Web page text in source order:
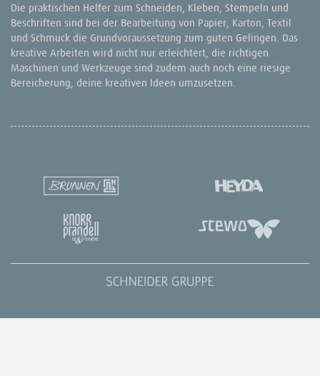
Die praktischen Helfer zum Schneiden, Kleben, Stempeln und
Beschriften sind bei der Bearbeitung von Papier, Karton, Textil
und Schmuck die Grundvoraussetzung zum guten Gelingen. Das
kreative Arbeiten wird nicht nur erleichtert, die richtigen
Maschinen und Werkzeuge sind zudem auch noch eine riesige
Bereicherung, deine kreativen Ideen umzusetzen.